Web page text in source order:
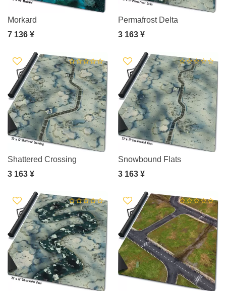
Morkard
7 136 ¥
Permafrost Delta
3 163 ¥
Shattered Crossing
3 163 ¥
Snowbound Flats
3 163 ¥